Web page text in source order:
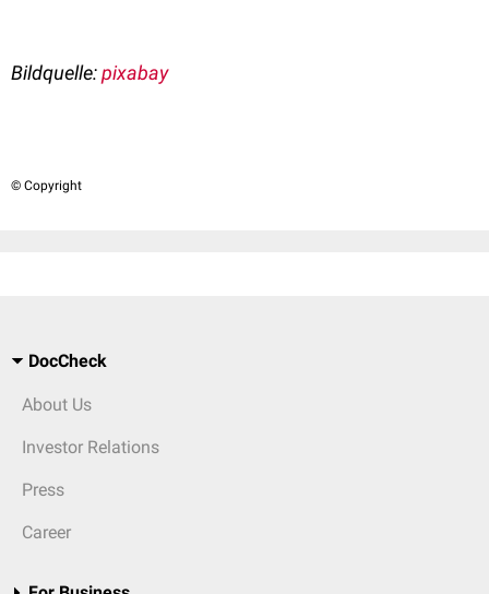
Bildquelle:pixabay
© Copyright
DocCheck
About Us
Investor Relations
Press
Career